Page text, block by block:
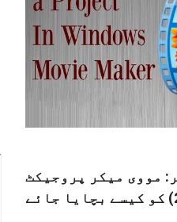
مووی میکر پروجیکٹ